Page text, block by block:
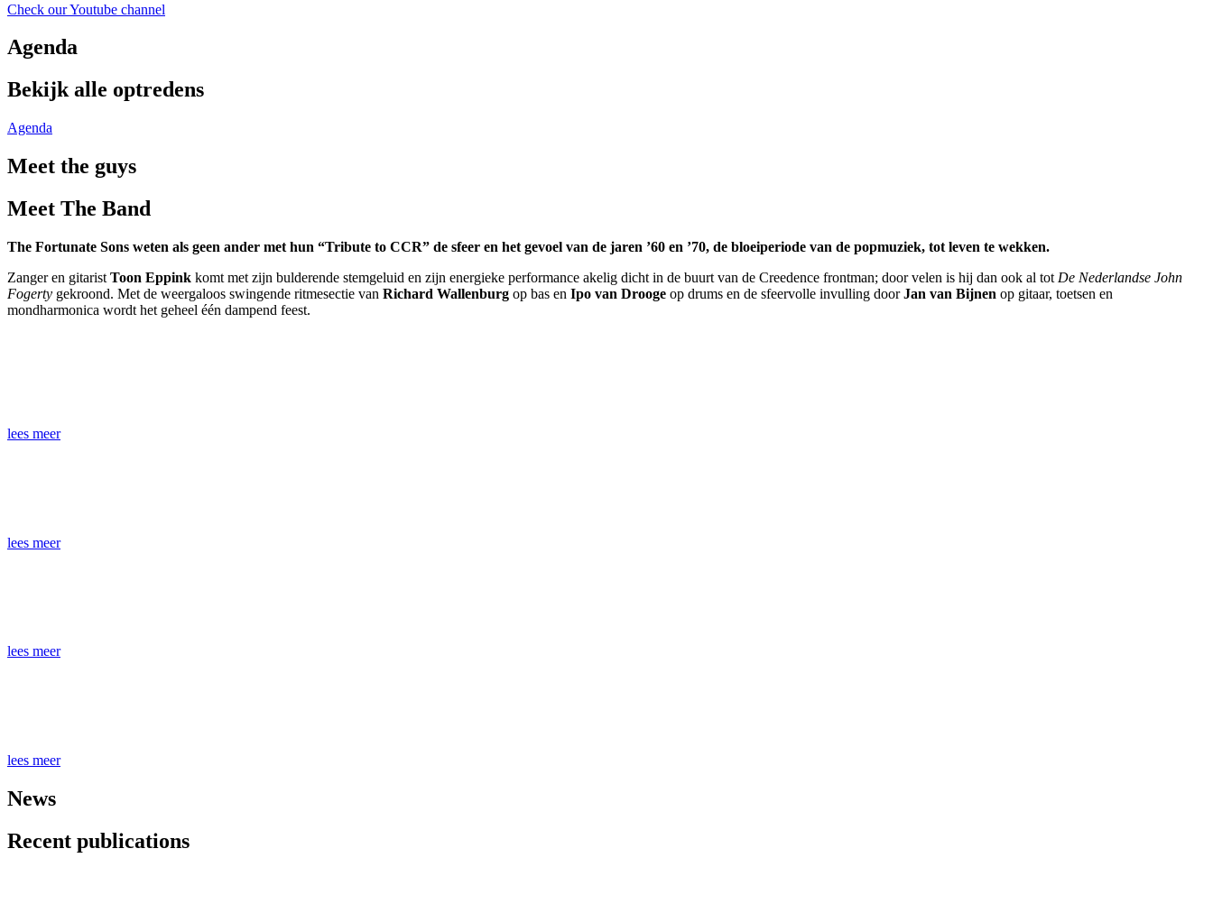
Check our Youtube channel
Agenda
Bekijk alle optredens
Agenda
Meet the guys
Meet The Band
The Fortunate Sons weten als geen ander met hun “Tribute to CCR” de sfeer en het gevoel van de jaren ’60 en ’70, de bloeiperiode van de popmuziek, tot leven te wekken.
Zanger en gitarist Toon Eppink komt met zijn bulderende stemgeluid en zijn energieke performance akelig dicht in de buurt van de Creedence frontman; door velen is hij dan ook al tot De Nederlandse John
Fogerty gekroond. Met de weergaloos swingende ritmesectie van Richard Wallenburg op bas en Ipo van Drooge op drums en de sfeervolle invulling doorJan van Bijnen op gitaar, toetsen en
mondharmonica wordt het geheel één dampend feest.
lees meer
lees meer
lees meer
lees meer
News
Recent publications